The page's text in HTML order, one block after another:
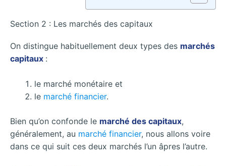
Section 2 : Les marchés des capitaux
On distingue habituellement deux types des marchés
capitaux :
le marché monétaire et
le marché financier.
Bien qu’on confonde le marché des capitaux,
généralement, au marché financier, nous allons voire
dans ce qui suit ces deux marchés l’un âpres l’autre.